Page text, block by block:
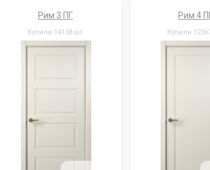
Рим 3 ПГ
Купили 14138 шт.
Рим 4
Купили